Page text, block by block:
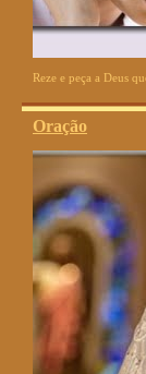
Reze e peça a Deus
Oração